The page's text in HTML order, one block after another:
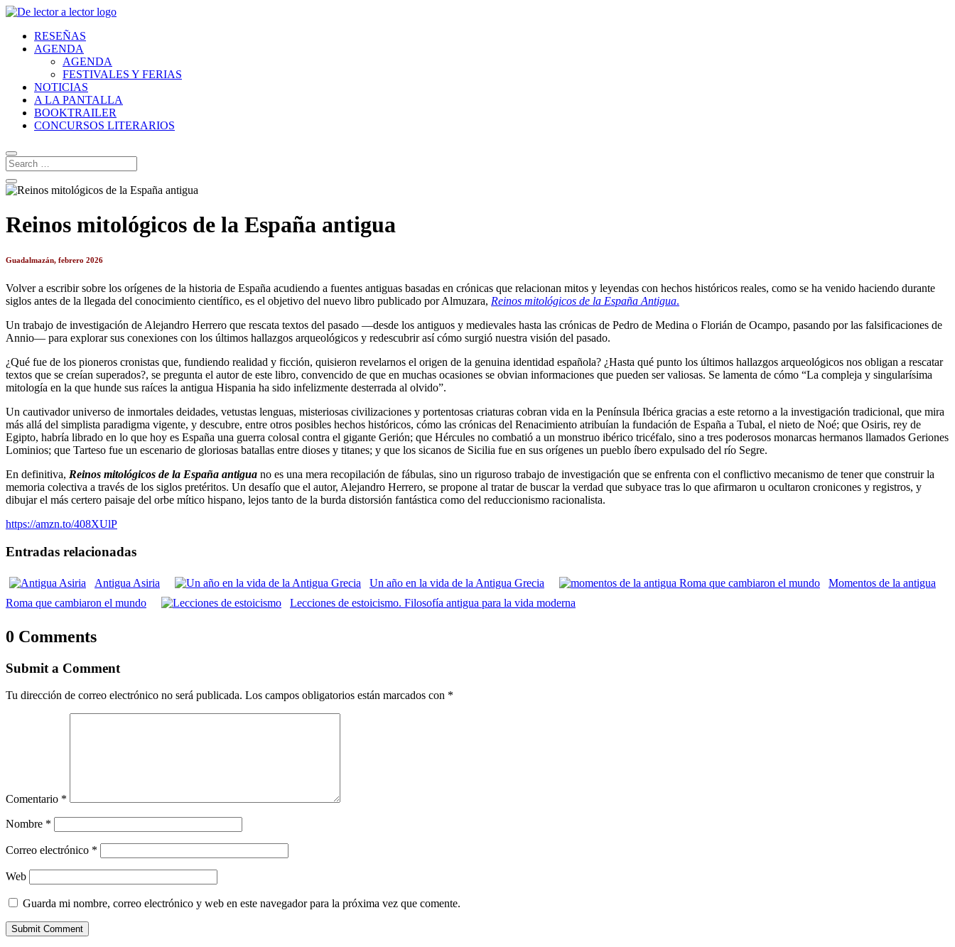
RESEÑAS
AGENDA
AGENDA
FESTIVALES Y FERIAS
NOTICIAS
A LA PANTALLA
BOOKTRAILER
CONCURSOS LITERARIOS
Reinos mitológicos de la España antigua
Guadalmazán, febrero 2026
Volver a escribir sobre los orígenes de la historia de España acudiendo a fuentes antiguas basadas en crónicas que relacionan mitos y leyendas con hechos históricos reales, como se ha venido haciendo durante
siglos antes de la llegada del conocimiento científico, es el objetivo del nuevo libro publicado por Almuzara, Reinos mitológicos de la España Antigua.
Un trabajo de investigación de Alejandro Herrero que rescata textos del pasado ―desde los antiguos y medievales hasta las crónicas de Pedro de Medina o Florián de Ocampo, pasando por las falsificaciones de
Annio― para explorar sus conexiones con los últimos hallazgos arqueológicos y redescubrir así cómo surgió nuestra visión del pasado.
¿Qué fue de los pioneros cronistas que, fundiendo realidad y ficción, quisieron revelarnos el origen de la genuina identidad española? ¿Hasta qué punto los últimos hallazgos arqueológicos nos obligan a rescatar
textos que se creían superados?, se pregunta el autor de este libro, convencido de que en muchas ocasiones se obvian informaciones que pueden ser valiosas. Se lamenta de cómo “La compleja y singularísima
mitología en la que hunde sus raíces la antigua Hispania ha sido infelizmente desterrada al olvido”.
Un cautivador universo de inmortales deidades, vetustas lenguas, misteriosas civilizaciones y portentosas criaturas cobran vida en la Península Ibérica gracias a este retorno a la investigación tradicional, que mira
más allá del simplista paradigma vigente, y descubre, entre otros posibles hechos históricos, cómo las crónicas del Renacimiento atribuían la fundación de España a Tubal, el nieto de Noé; que Osiris, rey de
Egipto, habría librado en lo que hoy es España una guerra colosal contra el gigante Gerión; que Hércules no combatió a un monstruo ibérico tricéfalo, sino a tres poderosos monarcas hermanos llamados Geriones
Lominios; que Tarteso fue un escenario de gloriosas batallas entre dioses y titanes; y que los sicanos de Sicilia fue en sus orígenes un pueblo íbero expulsado del río Segre.
En definitiva, Reinos mitológicos de la España antigua no es una mera recopilación de fábulas, sino un riguroso trabajo de investigación que se enfrenta con el conflictivo mecanismo de tener que construir la
memoria colectiva a través de los siglos pretéritos. Un desafío que el autor, Alejandro Herrero, se propone al tratar de buscar la verdad que subyace tras lo que afirmaron u ocultaron cronicones y registros, y
dibujar el más certero paisaje del orbe mítico hispano, lejos tanto de la burda distorsión fantástica como del reduccionismo racionalista.
https://amzn.to/408XUlP
Entradas relacionadas
Antigua Asiria Un año en la vida de la Antigua Grecia
Momentos de la antigua
Roma que cambiaron el mundo
Lecciones de estoicismo. Filosofía antigua para la vida moderna
0 Comments
Submit a Comment
Tu dirección de correo electrónico no será publicada. Los campos obligatorios están marcados con *
Comentario *
Nombre *
Correo electrónico *
Web
Guarda mi nombre, correo electrónico y web en este navegador para la próxima vez que comente.
Submit Comment